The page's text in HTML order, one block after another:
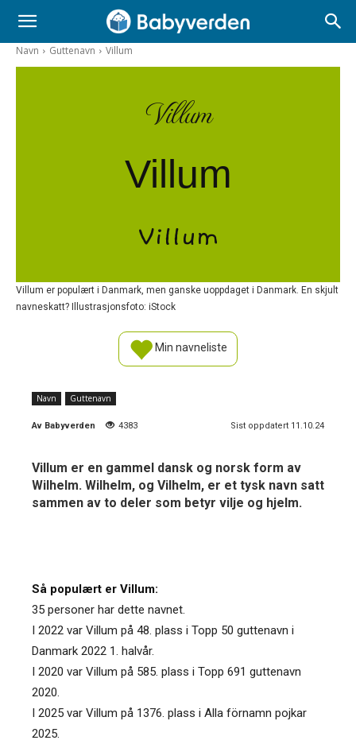
Navn Guttenavn Villum
Villum
Villum
Villum
Villum er populært i Danmark, men ganske uoppdaget i Danmark. En skjult
navneskatt? Illustrasjonsfoto: iStock
Min navneliste
Navn Guttenavn
Av Babyverden 4383 Sist oppdatert 11.10.24
Villum er en gammel dansk og norsk form av
Wilhelm. Wilhelm, og Vilhelm, er et tysk navn satt
sammen av to deler som betyr vilje og hjelm.
Så populært er Villum:
35 personer har dette navnet.
I 2022 var Villum på 48. plass i Topp 50 guttenavn i
Danmark 2022 1. halvår.
I 2020 var Villum på 585. plass i Topp 691 guttenavn
2020.
I 2025 var Villum på 1376. plass i Alla förnamn pojkar
2025.